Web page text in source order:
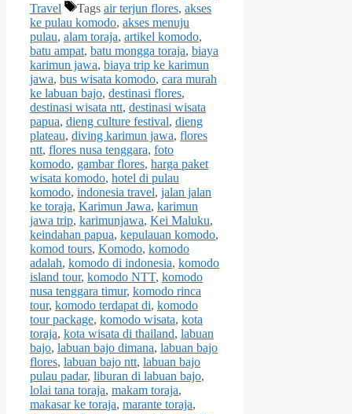
Travel
Tags air terjun flores, akses
ke pulau komodo, akses menuju
pulau, alam toraja, artikel komodo,
batu ampat, batu mongga toraja, biaya
karimun jawa, biaya trip ke karimun
jawa, bus wisata komodo, cara murah
ke labuan bajo, destinasi flores,
destinasi wisata ntt, destinasi wisata
papua, dieng culture festival, dieng
plateau, diving karimun jawa, flores
ntt, flores nusa tenggara, foto
komodo, gambar flores, harga paket
wisata komodo, hotel di pulau
komodo, indonesia travel, jalan jalan
ke toraja, Karimun Jawa, karimun
jawa trip, karimunjawa, Kei Maluku,
keindahan papua, kepulauan komodo,
komod tours, Komodo, komodo
adalah, komodo di indonesia, komodo
island tour, komodo NTT, komodo
nusa tenggara timur, komodo rinca
tour, komodo terdapat di, komodo
tour package, komodo wisata, kota
toraja, kota wisata di thailand, labuan
bajo, labuan bajo dimana, labuan bajo
flores, labuan bajo ntt, labuan bajo
pulau padar, liburan di labuan bajo,
lolai tana toraja, makam toraja,
makasar ke toraja, marante toraja,